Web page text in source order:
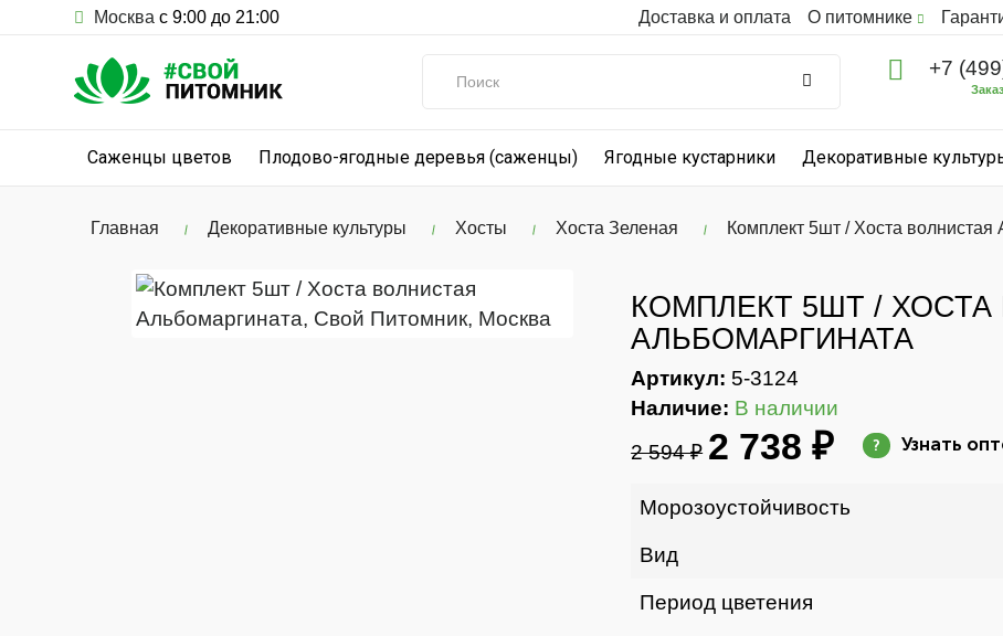
Москва с 9:00 до 21:00 Доставка и оплата О питомнике
+7
Саженцы цветов Плодово-ягодные деревья (саженцы) Ягодные кустарники Декоративные
Главная Декоративные культуры Хосты Хоста Зеленая Комплект 5шт / Хоста волнистая
КОМПЛЕКТ 5ШТ /
АЛЬБОМАРГИНАТА
Артикул: 5-3124
Наличие: В наличии
2 594 ₽ 2 738 ₽ ? Узнать
Морозоустойчивость
Вид
Период цветения